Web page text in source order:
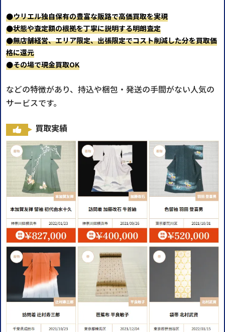
●ウリエル独自保有の豊富な販路で高価買取を実現
●状態や査定額の根拠を丁寧に説明する明朗査定
●無店舗経営、エリア限定、出張限定でコスト削減した分を買取価
格に還元
●その場で現金買取OK
などの特徴があり、持込や梱包・発送の手間がない人気の
サービスです。
買取実績